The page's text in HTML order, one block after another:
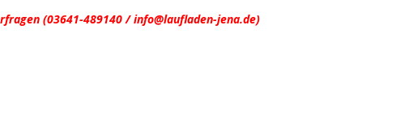
(03641-489140 / info@laufladen-jena.de)